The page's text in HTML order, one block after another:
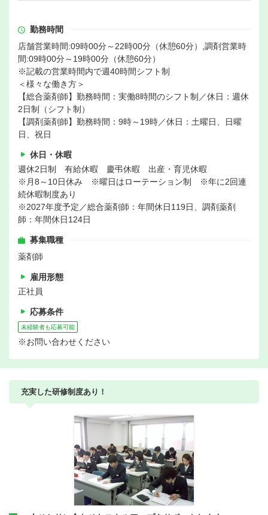
勤務時間
店舗営業時間:09時00分～22時00分（休憩60分）,調剤営業時
間:09時00分～19時00分（休憩60分）
※記載の営業時間内で週40時間シフト制
＜様々な働き方＞
【総合薬剤師】勤務時間：実働8時間のシフト制／休日：週休
2日制（シフト制）
【調剤薬剤師】勤務時間：9時～19時／休日：土曜日、日曜
日、祝日
休日・休暇
週休2日制 有給休暇 慶弔休暇 出産・育児休暇
※月8～10日休み ※曜日はローテーション制 ※年に2回連
続休暇制度あり
※2027年度予定／総合薬剤師：年間休日119日、調剤薬剤
師：年間休日124日
募集職種
薬剤師
雇用形態
正社員
応募条件
未経験者も応募可能
※お問い合わせください
充実した研修制度あり！